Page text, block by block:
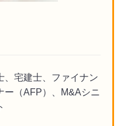
、宅建士、ファイナン
ー（AFP）、M&Aシニ